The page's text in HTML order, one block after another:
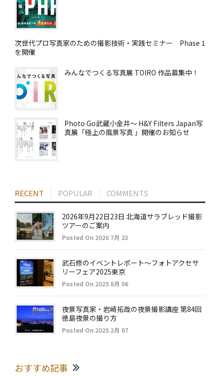
次世代プロ写真家のための撮影技術・実践セミナー Phase 1
を開催
みんなでつくる写真展 TOIRO 作品募集中！
Photo Go武蔵小金井～ H&Y Filters Japan写
真展「極上の風景写真 」開催のお知らせ
RECENT POPULAR COMMENTS
2026年9月22日23日 北海道サラブレッド撮影
ツアーのご案内
Posted On 2026 7月 23
武石修のイベントレポート～フォトアクセサ
リーフェア2025東京
Posted On 2025 8月 06
夜景写真家・岩崎拓哉の夜景撮影講座 第84回
徳島夜景の撮り方
Posted On 2025 2月 07
おすすめ記事